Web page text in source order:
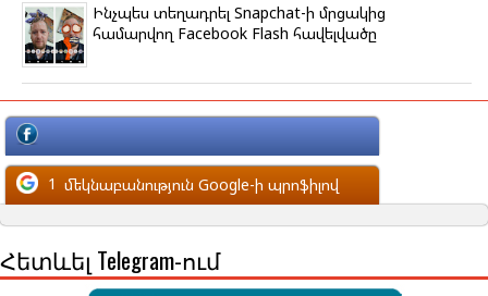
Ինչպես տեղադրել Snapchat-ի մրցակից
համարվող Facebook Flash հավելվածը
մեկնաբանություն Facebook-ի պրոֆիլով
1 մեկնաբանություն Google-ի պրոֆիլով
Հետևել Telegram-ում